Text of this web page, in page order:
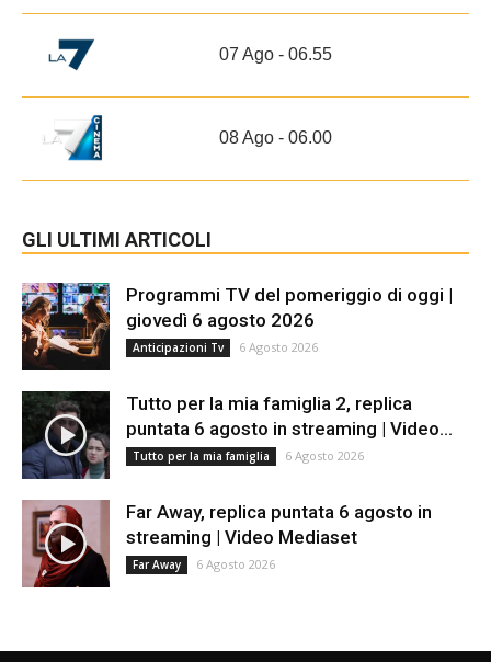
07 Ago - 06.55
08 Ago - 06.00
GLI ULTIMI ARTICOLI
Programmi TV del pomeriggio di oggi |
giovedì 6 agosto 2026
Anticipazioni Tv 6 Agosto 2026
Tutto per la mia famiglia 2, replica
puntata 6 agosto in streaming | Video...
Tutto per la mia famiglia 6 Agosto 2026
Far Away, replica puntata 6 agosto in
streaming | Video Mediaset
Far Away 6 Agosto 2026